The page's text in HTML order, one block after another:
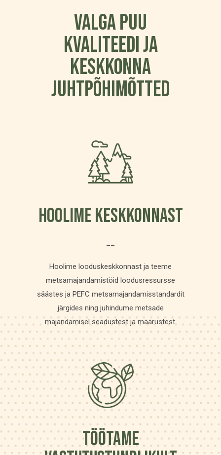
VALGA PUU
KVALITEEDI JA
KESKKONNA
JUHTPÕHIMÕTTED
HOOLIME KESKKONNAST
Hoolime looduskeskkonnast ja teeme
metsamajandamistöid loodusressursse
säästes ja PEFC metsamajandamisstandardit
järgides ning juhindume metsade
majandamisel seadustest ja määrustest.
TÖÖTAME